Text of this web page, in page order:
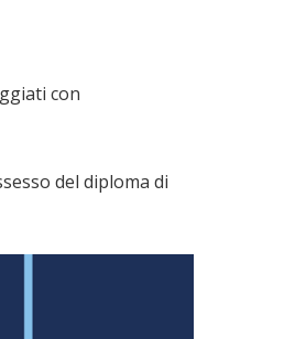
con
del diploma di